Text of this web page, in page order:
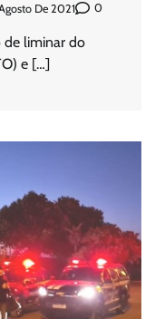
De 2021 0
de liminar do
e […]